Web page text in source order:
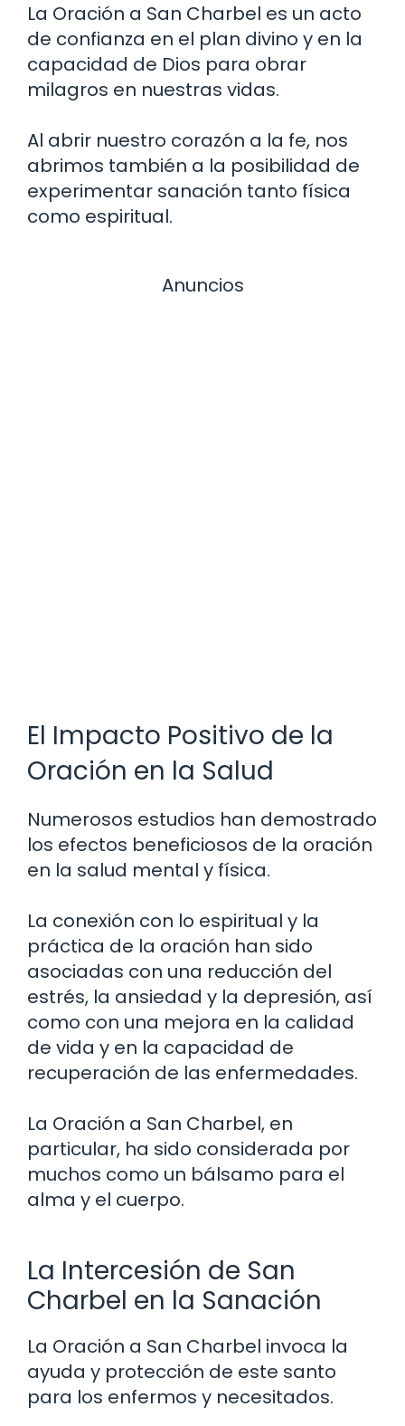
La Oración a San Charbel es un acto
de confianza en el plan divino y en la
capacidad de Dios para obrar
milagros en nuestras vidas.
Al abrir nuestro corazón a la fe, nos
abrimos también a la posibilidad de
experimentar sanación tanto física
como espiritual.
Anuncios
El Impacto Positivo de la
Oración en la Salud
Numerosos estudios han demostrado
los efectos beneficiosos de la oración
en la salud mental y física.
La conexión con lo espiritual y la
práctica de la oración han sido
asociadas con una reducción del
estrés, la ansiedad y la depresión, así
como con una mejora en la calidad
de vida y en la capacidad de
recuperación de las enfermedades.
La Oración a San Charbel, en
particular, ha sido considerada por
muchos como un bálsamo para el
alma y el cuerpo.
La Intercesión de San
Charbel en la Sanación
La Oración a San Charbel invoca la
ayuda y protección de este santo
para los enfermos y necesitados.